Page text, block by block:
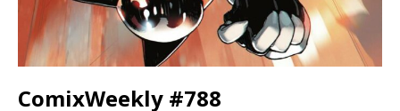
ComixWeekly #788